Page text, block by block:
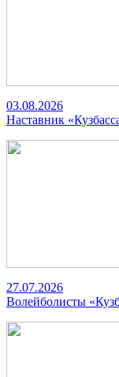
03.08.2026
Наставник
27.07.2026
Волейболисты